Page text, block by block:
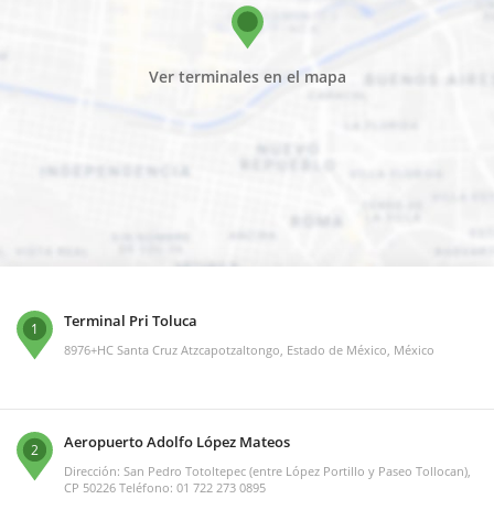
Ver terminales en el mapa
1 Terminal Pri Toluca
8976+HC Santa Cruz Atzcapotzaltongo, Estado de México, México
2 Aeropuerto Adolfo López Mateos
Dirección: San Pedro Totoltepec (entre López Portillo y Paseo Tollocan),
CP 50226 Teléfono: 01 722 273 0895